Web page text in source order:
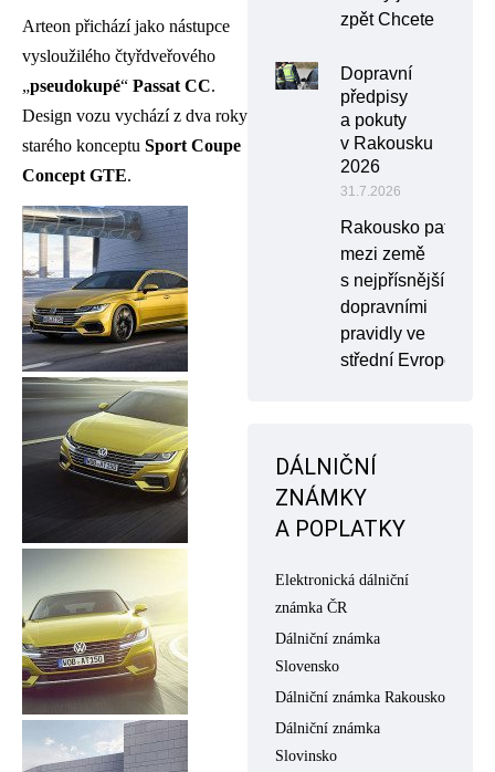
Arteon přichází jako nástupce
vysloužilého čtyřdveřového
„pseudokupé“ Passat CC.
Design vozu vychází z dva roky
starého konceptu Sport Coupe
Concept GTE.
zpět Chcete
Dopravní
předpisy
a pokuty
v Rakousku
2026
31.7.2026
Rakousko patří
mezi země
s nejpřísnějšími
dopravními
pravidly ve
střední Evropě
DÁLNIČNÍ
ZNÁMKY
A POPLATKY
Elektronická dálniční
známka ČR
Dálniční známka
Slovensko
Dálniční známka Rakousko
Dálniční známka
Slovinsko